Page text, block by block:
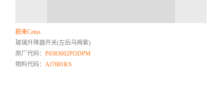
蔚来Cetus
玻璃升降器开关(左后乌梅紫)
原厂代码：P0383602PODPM
物料代码：AJ7081KS